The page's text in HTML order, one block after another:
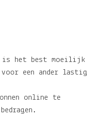
is het best moeilijk
een ander lastig
online te